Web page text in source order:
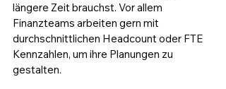
längere Zeit brauchst. Vor allem
Finanzteams arbeiten gern mit
durchschnittlichen Headcount oder FTE
Kennzahlen, um ihre Planungen zu
gestalten.